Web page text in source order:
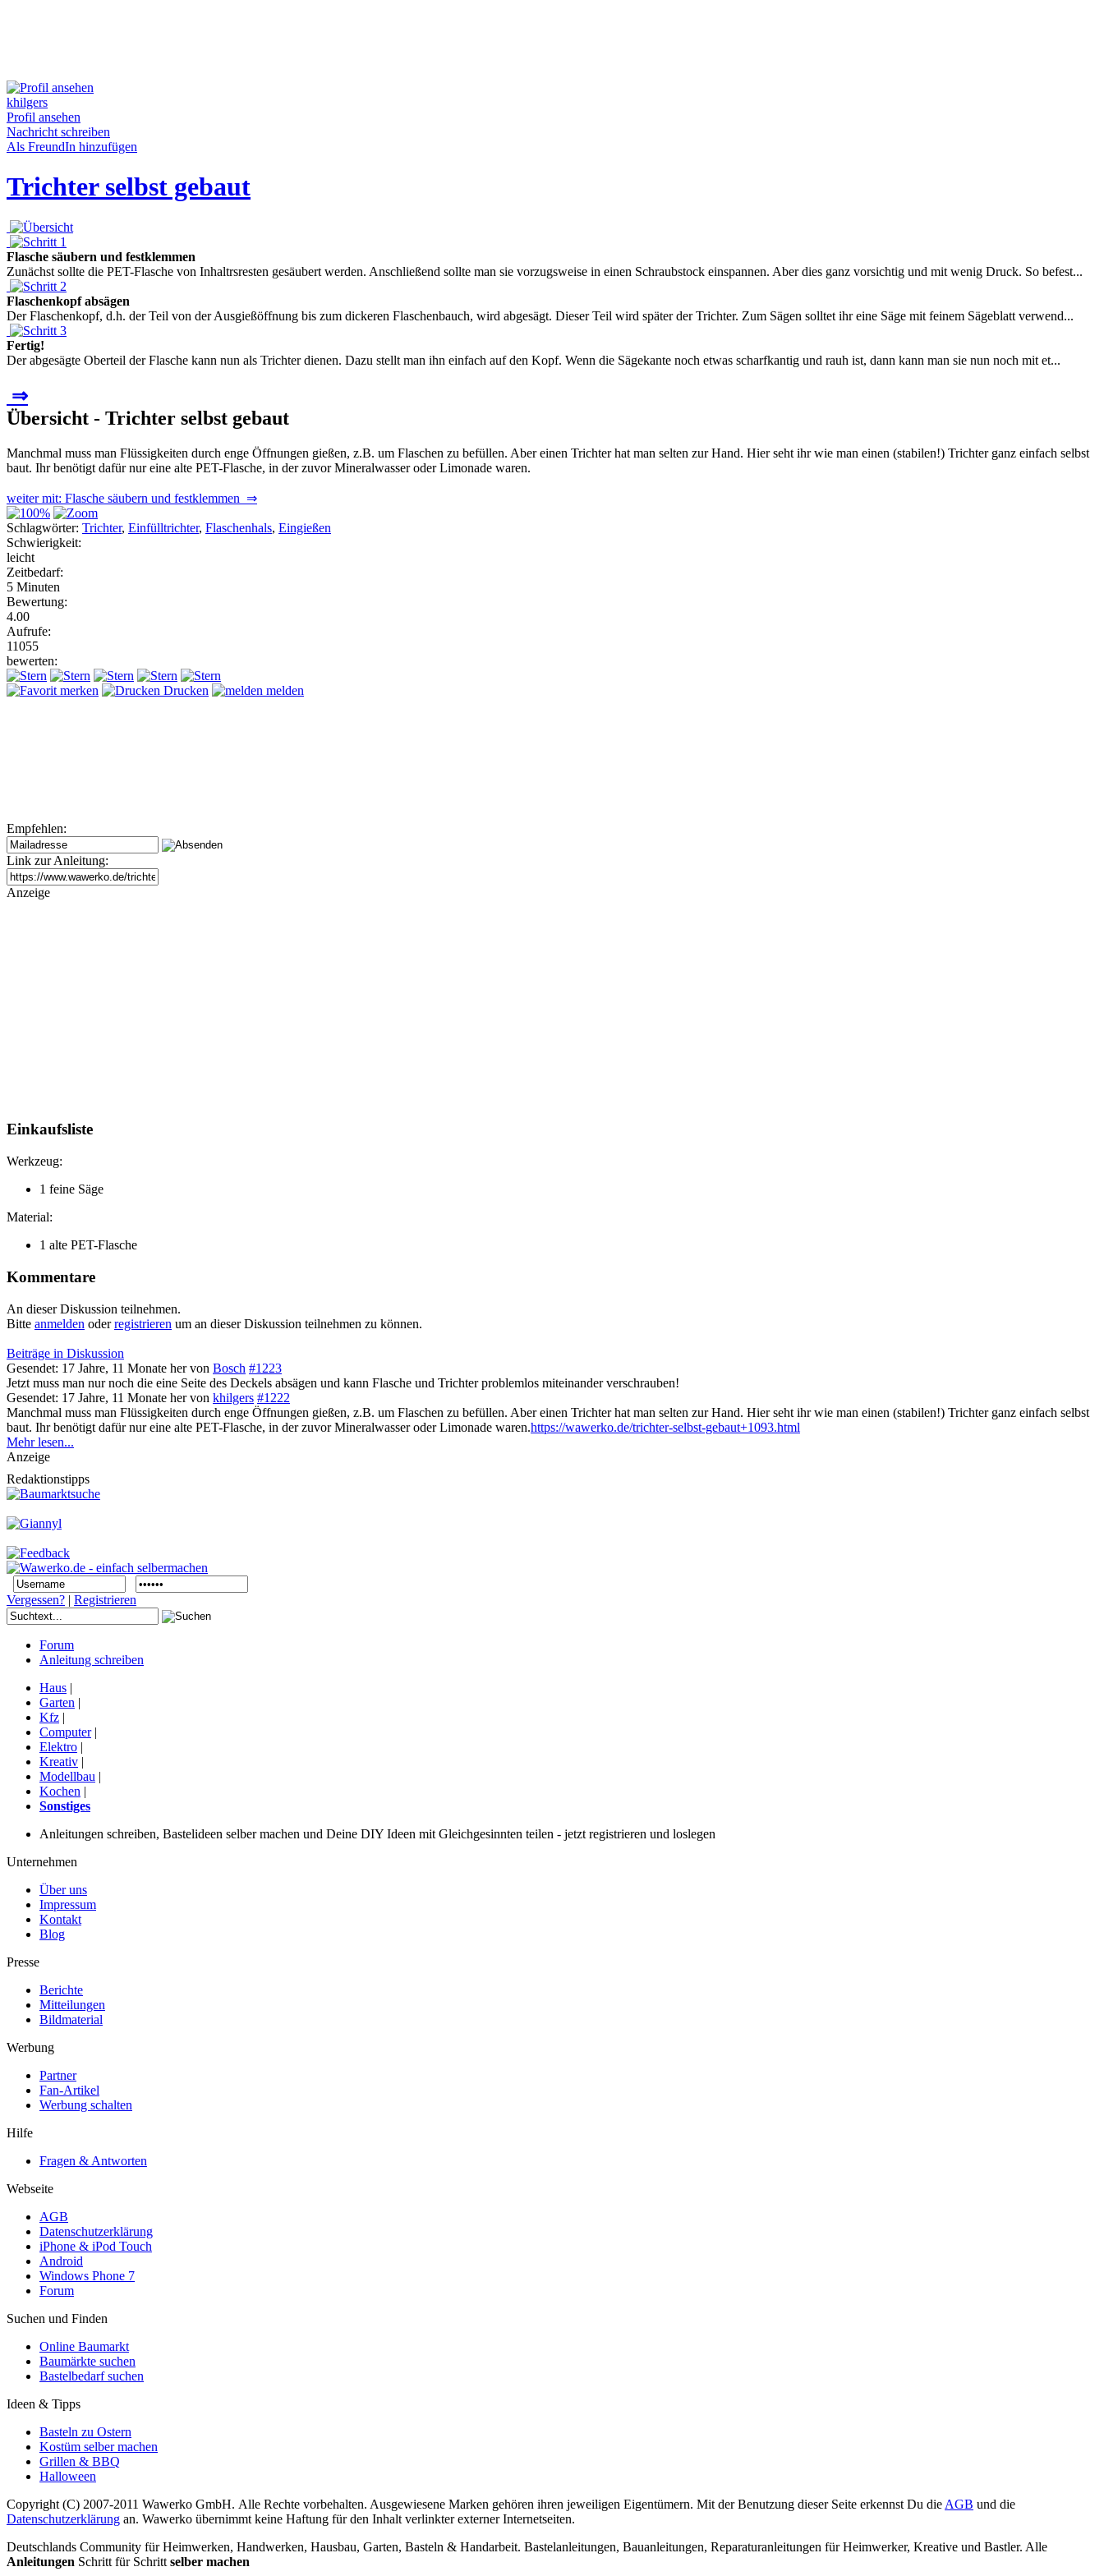
khilgers
Profil ansehen
Nachricht schreiben
Als FreundIn hinzufügen
Trichter selbst gebaut
Flasche säubern und festklemmen
Zunächst sollte die PET-Flasche von Inhaltrsresten gesäubert werden. Anschließend sollte man sie vorzugsweise in einen Schraubstock einspannen. Aber dies ganz vorsichtig und mit wenig Druck. So befest...
Flaschenkopf absägen
Der Flaschenkopf, d.h. der Teil von der Ausgießöffnung bis zum dickeren Flaschenbauch, wird abgesägt. Dieser Teil wird später der Trichter. Zum Sägen solltet ihr eine Säge mit feinem Sägeblatt verwend...
Fertig!
Der abgesägte Oberteil der Flasche kann nun als Trichter dienen. Dazu stellt man ihn einfach auf den Kopf. Wenn die Sägekante noch etwas scharfkantig und rauh ist, dann kann man sie nun noch mit et...
⇒
Übersicht - Trichter selbst gebaut
Manchmal muss man Flüssigkeiten durch enge Öffnungen gießen, z.B. um Flaschen zu befüllen. Aber einen Trichter hat man selten zur Hand. Hier seht ihr wie man einen (stabilen!) Trichter ganz einfach selbst
baut. Ihr benötigt dafür nur eine alte PET-Flasche, in der zuvor Mineralwasser oder Limonade waren.
weiter mit: Flasche säubern und festklemmen ⇒
Schlagwörter: Trichter, Einfülltrichter, Flaschenhals, Eingießen
Schwierigkeit:
leicht
Zeitbedarf:
5 Minuten
Bewertung:
4.00
Aufrufe:
11055
bewerten:
merken Drucken melden
Empfehlen:
Link zur Anleitung:
Anzeige
Einkaufsliste
Werkzeug:
1 feine Säge
Material:
1 alte PET-Flasche
Kommentare
An dieser Diskussion teilnehmen.
Bitte anmelden oderregistrieren um an dieser Diskussion teilnehmen zu können.
Beiträge in Diskussion
Gesendet: 17 Jahre, 11 Monate hervon Bosch #1223
Jetzt muss man nur noch die eine Seite des Deckels absägen und kann Flasche und Trichter problemlos miteinander verschrauben!
Gesendet: 17 Jahre, 11 Monate hervon khilgers #1222
Manchmal muss man Flüssigkeiten durch enge Öffnungen gießen, z.B. um Flaschen zu befüllen. Aber einen Trichter hat man selten zur Hand. Hier seht ihr wie man einen (stabilen!) Trichter ganz einfach selbst
baut. Ihr benötigt dafür nur eine alte PET-Flasche, in der zuvor Mineralwasser oder Limonade waren.https://wawerko.de/trichter-selbst-gebaut+1093.html
Mehr lesen...
Anzeige
Redaktionstipps
Vergessen? | Registrieren
Forum
Anleitung schreiben
Haus |
Garten |
Kfz |
Computer|
Elektro |
Kreativ |
Modellbau |
Kochen |
Sonstiges
Anleitungen schreiben, Bastelideen selber machen und Deine DIY Ideen mit Gleichgesinnten teilen - jetzt registrieren und loslegen
Unternehmen
Über uns
Impressum
Kontakt
Blog
Presse
Berichte
Mitteilungen
Bildmaterial
Werbung
Partner
Fan-Artikel
Werbung schalten
Hilfe
Fragen & Antworten
Webseite
AGB
Datenschutzerklärung
iPhone & iPod Touch
Android
Windows Phone 7
Forum
Suchen und Finden
Online Baumarkt
Baumärkte suchen
Bastelbedarf suchen
Ideen & Tipps
Basteln zu Ostern
Kostüm selber machen
Grillen & BBQ
Halloween
Copyright (C) 2007-2011 Wawerko GmbH. Alle Rechte vorbehalten. Ausgewiesene Marken gehören ihren jeweiligen Eigentümern. Mit der Benutzung dieser Seite erkennst Du die AGB und die
Datenschutzerklärung an. Wawerko übernimmt keine Haftung für den Inhalt verlinkter externer Internetseiten.
Deutschlands Community für Heimwerken, Handwerken, Hausbau, Garten, Basteln & Handarbeit. Bastelanleitungen, Bauanleitungen, Reparaturanleitungen für Heimwerker, Kreative und Bastler. Alle
Anleitungen Schritt für Schritt selber machen